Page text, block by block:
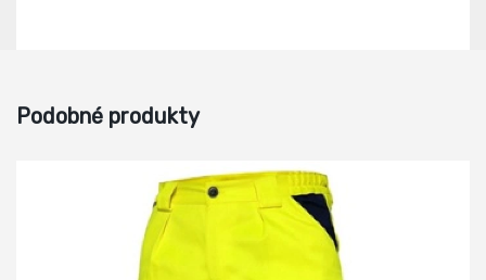
Podobné produkty